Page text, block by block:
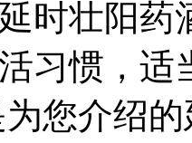
时壮阳药
习惯，
您介绍